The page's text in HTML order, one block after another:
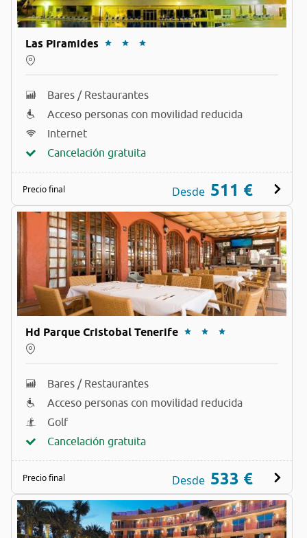
Las Piramides
Bares / Restaurantes
Acceso personas con movilidad reducida
Internet
Cancelación gratuita
Precio final Desde 511 €
Hd Parque Cristobal Tenerife
Bares / Restaurantes
Acceso personas con movilidad reducida
Golf
Cancelación gratuita
Precio final Desde 533 €